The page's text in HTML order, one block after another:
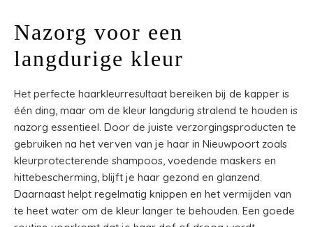
Nazorg voor een
langdurige kleur
Het perfecte haarkleurresultaat bereiken bij de kapper is
één ding, maar om de kleur langdurig stralend te houden is
nazorg essentieel. Door de juiste verzorgingsproducten te
gebruiken na het verven van je haar in Nieuwpoort zoals
kleurprotecterende shampoos, voedende maskers en
hittebescherming, blijft je haar gezond en glanzend.
Daarnaast helpt regelmatig knippen en het vermijden van
te heet water om de kleur langer te behouden. Een goede